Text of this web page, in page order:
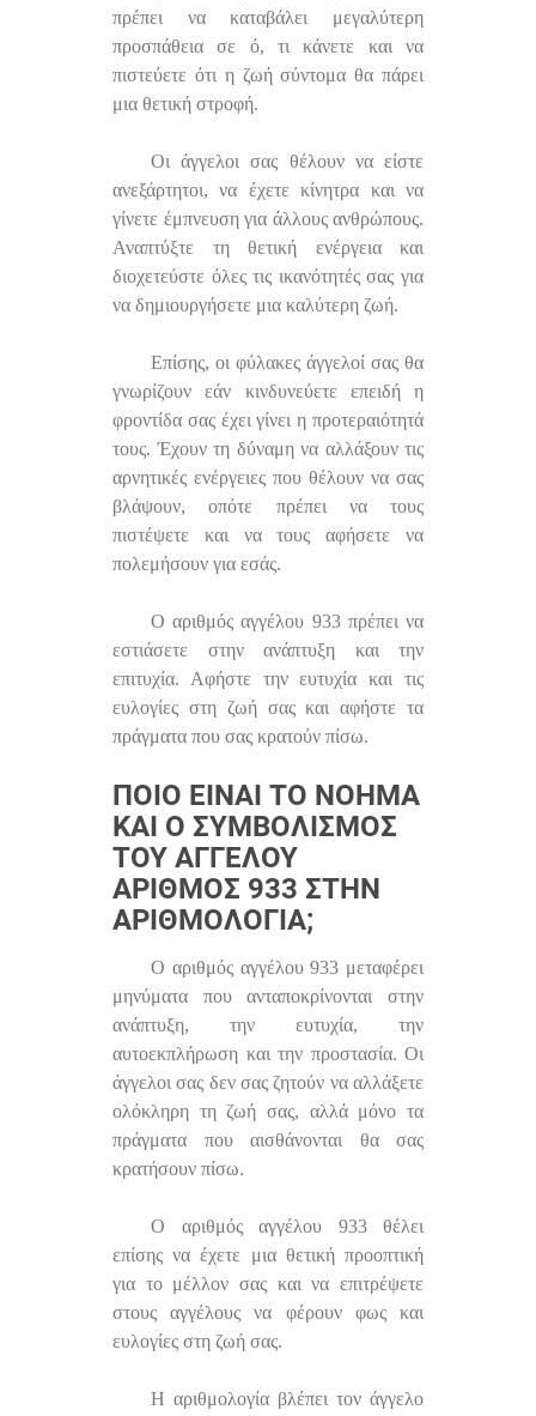
πρέπει να καταβάλει μεγαλύτερη
προσπάθεια σε ό, τι κάνετε και να
πιστεύετε ότι η ζωή σύντομα θα πάρει
μια θετική στροφή.
Οι άγγελοι σας θέλουν να είστε
ανεξάρτητοι, να έχετε κίνητρα και να
γίνετε έμπνευση για άλλους ανθρώπους.
Αναπτύξτε τη θετική ενέργεια και
διοχετεύστε όλες τις ικανότητές σας για
να δημιουργήσετε μια καλύτερη ζωή.
Επίσης, οι φύλακες άγγελοί σας θα
γνωρίζουν εάν κινδυνεύετε επειδή η
φροντίδα σας έχει γίνει η προτεραιότητά
τους. Έχουν τη δύναμη να αλλάξουν τις
αρνητικές ενέργειες που θέλουν να σας
βλάψουν, οπότε πρέπει να τους
πιστέψετε και να τους αφήσετε να
πολεμήσουν για εσάς.
Ο αριθμός αγγέλου 933 πρέπει να
εστιάσετε στην ανάπτυξη και την
επιτυχία. Αφήστε την ευτυχία και τις
ευλογίες στη ζωή σας και αφήστε τα
πράγματα που σας κρατούν πίσω.
ΠΟΙΟ ΕΊΝΑΙ ΤΟ ΝΌΗΜΑ
ΚΑΙ Ο ΣΥΜΒΟΛΙΣΜΌΣ
ΤΟΥ ΑΓΓΈΛΟΥ
ΑΡΙΘΜΌΣ 933 ΣΤΗΝ
ΑΡΙΘΜΟΛΟΓΊΑ;
Ο αριθμός αγγέλου 933 μεταφέρει
μηνύματα που ανταποκρίνονται στην
ανάπτυξη, την ευτυχία, την
αυτοεκπλήρωση και την προστασία. Οι
άγγελοι σας δεν σας ζητούν να αλλάξετε
ολόκληρη τη ζωή σας, αλλά μόνο τα
πράγματα που αισθάνονται θα σας
κρατήσουν πίσω.
Ο αριθμός αγγέλου 933 θέλει
επίσης να έχετε μια θετική προοπτική
για το μέλλον σας και να επιτρέψετε
στους αγγέλους να φέρουν φως και
ευλογίες στη ζωή σας.
Η αριθμολογία βλέπει τον άγγελο